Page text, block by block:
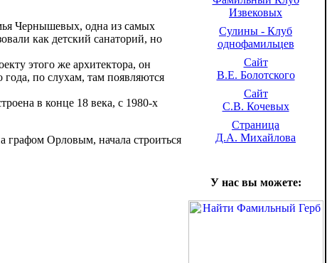
Чернышевых, одна из самых
как детский санаторий, но
этого же архитектора, он
по слухам, там появляются
в конце 18 века, с 1980-х
графом Орловым, начала строиться
Извековых
Сулины - Клуб
однофамильцев
Сайт
В.Е. Болотского
Сайт
С.В. Кочевых
Страница
Д.А. Михайлова
У нас вы можете: